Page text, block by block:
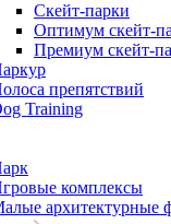
Скейт-парки
Оптимум скейт-
Премиум скейт-
препятствий
Training
комплексы
архитектурные